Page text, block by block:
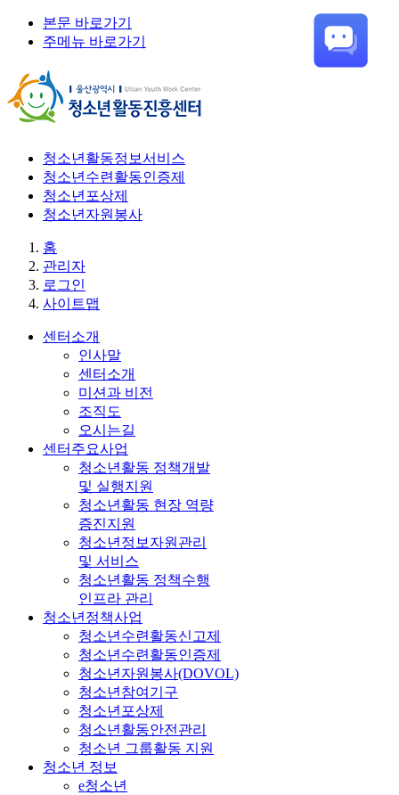
본문 바로가기
주메뉴 바로가기
청소년활동정보서비스
청소년수련활동인증제
청소년포상제
청소년자원봉사
홈
관리자
로그인
사이트맵
센터소개
인사말
센터소개
미션과 비전
조직도
오시는길
센터주요사업
청소년활동 정책개발
및 실행지원
청소년활동 현장 역량
증진지원
청소년정보자원관리
및 서비스
청소년활동 정책수행
인프라 관리
청소년정책사업
청소년수련활동신고제
청소년수련활동인증제
청소년자원봉사(DOVOL)
청소년참여기구
청소년포상제
청소년활동안전관리
청소년 그룹활동 지원
청소년 정보
e청소년